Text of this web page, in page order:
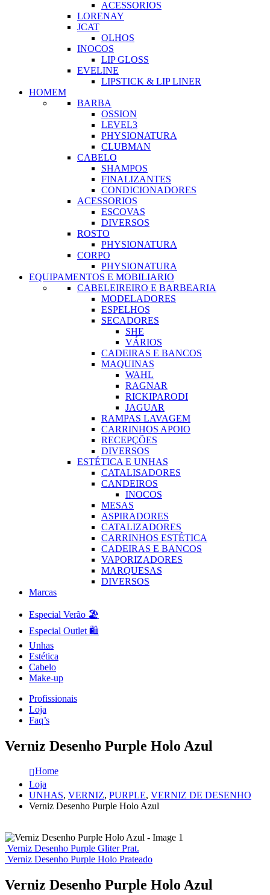
ACESSORIOS
LORENAY
JCAT
OLHOS
INOCOS
LIP GLOSS
EVELINE
LIPSTICK & LIP LINER
HOMEM
BARBA
OSSION
LEVEL3
PHYSIONATURA
CLUBMAN
CABELO
SHAMPOS
FINALIZANTES
CONDICIONADORES
ACESSORIOS
ESCOVAS
DIVERSOS
ROSTO
PHYSIONATURA
CORPO
PHYSIONATURA
EQUIPAMENTOS E MOBILIARIO
CABELEIREIRO E BARBEARIA
MODELADORES
ESPELHOS
SECADORES
SHE
VÁRIOS
CADEIRAS E BANCOS
MAQUINAS
WAHL
RAGNAR
RICKIPARODI
JAGUAR
RAMPAS LAVAGEM
CARRINHOS APOIO
RECEPÇÕES
DIVERSOS
ESTÉTICA E UNHAS
CATALISADORES
CANDEIROS
INOCOS
MESAS
ASPIRADORES
CATALIZADORES
CARRINHOS ESTÉTICA
CADEIRAS E BANCOS
VAPORIZADORES
MARQUESAS
DIVERSOS
Marcas
Especial Verão 🏖️
Especial Outlet 🛍️
Unhas
Estética
Cabelo
Make-up
Profissionais
Loja
Faq’s
Verniz Desenho Purple Holo Azul
Home
Loja
UNHAS, VERNIZ, PURPLE, VERNIZ DE DESENHO
Verniz Desenho Purple Holo Azul
Verniz Desenho Purple Gliter Prat.
Verniz Desenho Purple Holo Prateado
Verniz Desenho Purple Holo Azul